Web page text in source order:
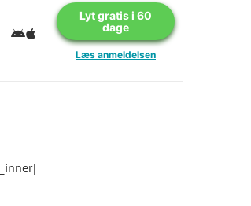
Lyt gratis i 60
dage
Læs anmeldelsen